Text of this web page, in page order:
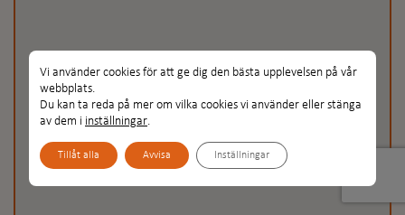
Vi använder cookies för att ge dig den bästa upplevelsen på vår
webbplats.
Du kan ta reda på mer om vilka cookies vi använder eller stänga
av dem i inställningar.
Tillåt alla Avvisa Inställningar